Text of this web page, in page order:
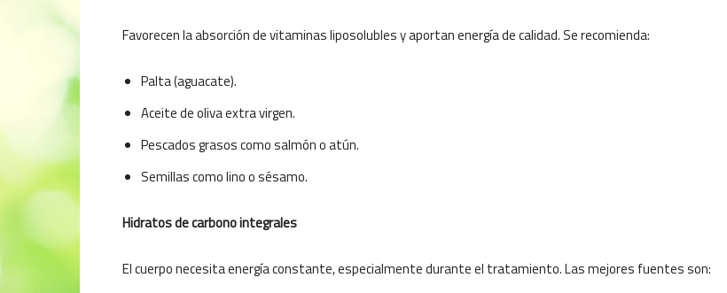
Favorecen la absorción de vitaminas liposolubles y aportan energía de calidad. Se recomienda:
Palta (aguacate).
Aceite de oliva extra virgen.
Pescados grasos como salmón o atún.
Semillas como lino o sésamo.
Hidratos de carbono integrales
El cuerpo necesita energía constante, especialmente durante el tratamiento. Las mejores fuentes son: